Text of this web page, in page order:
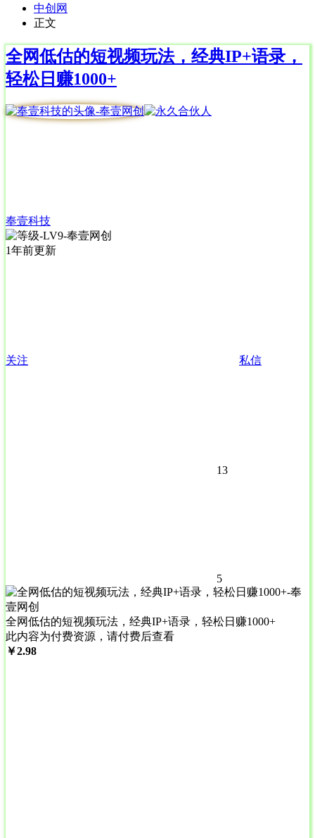
中创网
正文
全网低估的短视频玩法，经典IP+语录，
轻松日赚1000+
奉壹科技
1年前更新
关注 私信
13
5
全网低估的短视频玩法，经典IP+语录，轻松日赚1000+
此内容为付费资源，请付费后查看
￥2.98